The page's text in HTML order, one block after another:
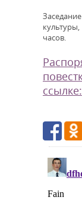
часов.
ссылке: